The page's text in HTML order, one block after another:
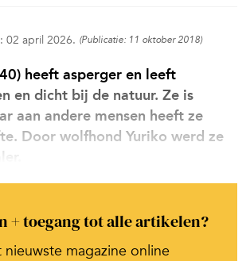
02 april 2026. (Publicatie: 11 oktober 2018)
heeft asperger en leeft
en dicht bij de natuur. Ze is
aan andere mensen heeft ze
Door wolfhond Yuriko werd ze
+ toegang tot alle artikelen?
magazine online